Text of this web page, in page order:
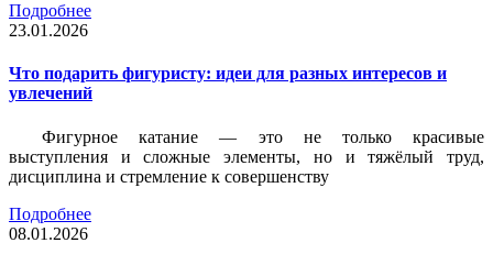
Подробнее
23.01.2026
Что подарить фигуристу: идеи для разных интересов и
увлечений
Фигурное катание — это не только красивые
выступления и сложные элементы, но и тяжёлый труд,
дисциплина и стремление к совершенству
Подробнее
08.01.2026